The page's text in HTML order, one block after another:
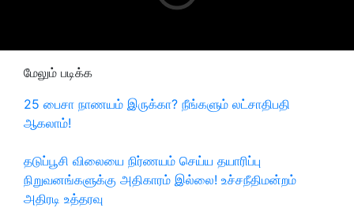
மேலும் படிக்க
25 பைசா நாணயம் இருக்கா? நீங்களும் லட்சாதிபதி
ஆகலாம்!
தடுப்பூசி விலையை நிர்ணயம் செய்ய தயாரிப்பு
நிறுவனங்களுக்கு அதிகாரம் இல்லை! உச்சநீதிமன்றம்
அதிரடி உத்தரவு